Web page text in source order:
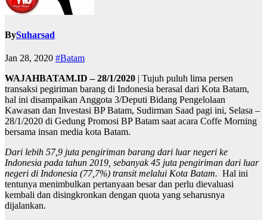
BySuharsad
Jan 28, 2020 #Batam
WAJAHBATAM.ID – 28/1/2020 | Tujuh puluh lima persen
transaksi pegiriman barang di Indonesia berasal dari Kota Batam,
hal ini disampaikan Anggota 3/Deputi Bidang Pengelolaan
Kawasan dan Investasi BP Batam, Sudirman Saad pagi ini, Selasa –
28/1/2020 di Gedung Promosi BP Batam saat acara Coffe Morning
bersama insan media kota Batam.
Dari lebih 57,9 juta pengiriman barang dari luar negeri ke
Indonesia pada tahun 2019, sebanyak 45 juta pengiriman dari luar
negeri di Indonesia (77,7%) transit melalui Kota Batam. Hal ini
tentunya menimbulkan pertanyaan besar dan perlu dievaluasi
kembali dan disingkronkan dengan quota yang seharusnya
dijalankan.